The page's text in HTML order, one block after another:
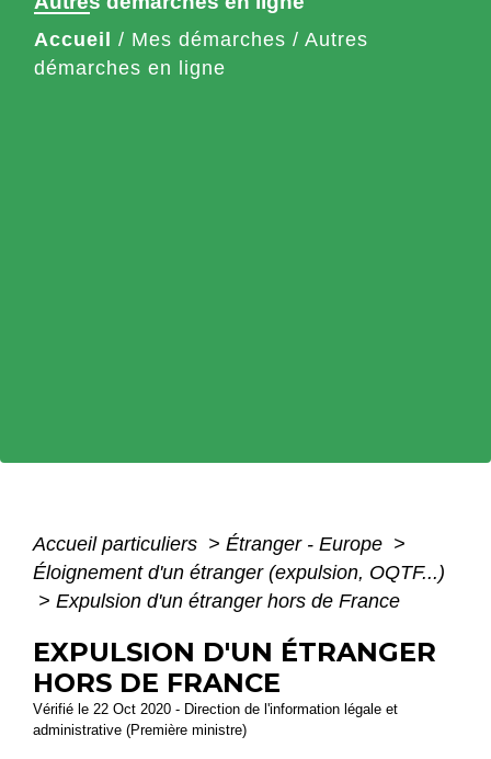
Accueil / Mes démarches / Autres
démarches en ligne
Accueil particuliers > Étranger - Europe >
Éloignement d'un étranger (expulsion, OQTF...)
> Expulsion d'un étranger hors de France
EXPULSION D'UN ÉTRANGER
HORS DE FRANCE
Vérifié le 22 Oct 2020 - Direction de l'information légale et
administrative (Première ministre)